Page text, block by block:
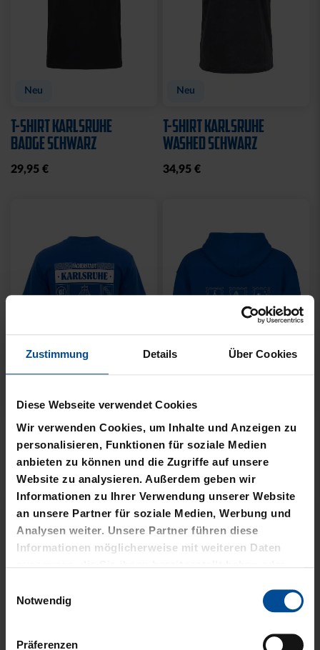
Zustimmung Details Über Cookies
Diese Webseite verwendet Cookies
Wir verwenden Cookies, um Inhalte und Anzeigen zu
personalisieren, Funktionen für soziale Medien
anbieten zu können und die Zugriffe auf unsere
Website zu analysieren. Außerdem geben wir
Informationen zu Ihrer Verwendung unserer Website
an unsere Partner für soziale Medien, Werbung und
Analysen weiter. Unsere Partner führen diese
Informationen möglicherweise mit weiteren Daten
gesammelt haben.
Notwendig
Präferenzen
Neu
T-SHIRT KARLSRUHE
BADGE SCHWARZ
29,95 €
Neu
T-SHIRT KARLSRUHE
WASHED SCHWARZ
34,95 €
Neu
T-SHIRT STADTMOMENTE
29,95 €
Neu
HOODIE STADTMOMENTE
59,95 €